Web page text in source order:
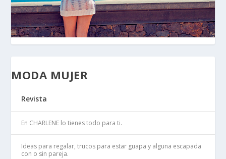
MODA MUJER
Revista
En CHARLENE lo tienes todo para ti.
Ideas para regalar, trucos para estar guapa y alguna escapada
con o sin pareja.